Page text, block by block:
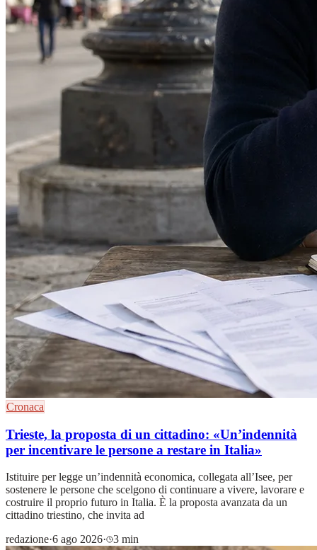
Cronaca
Trieste, la proposta di un cittadino: «Un’indennità
per incentivare le persone a restare in Italia»
Istituire per legge un’indennità economica, collegata all’Isee, per
sostenere le persone che scelgono di continuare a vivere, lavorare e
costruire il proprio futuro in Italia. È la proposta avanzata da un
cittadino triestino, che invita ad
redazione·6 ago 2026· 3 min